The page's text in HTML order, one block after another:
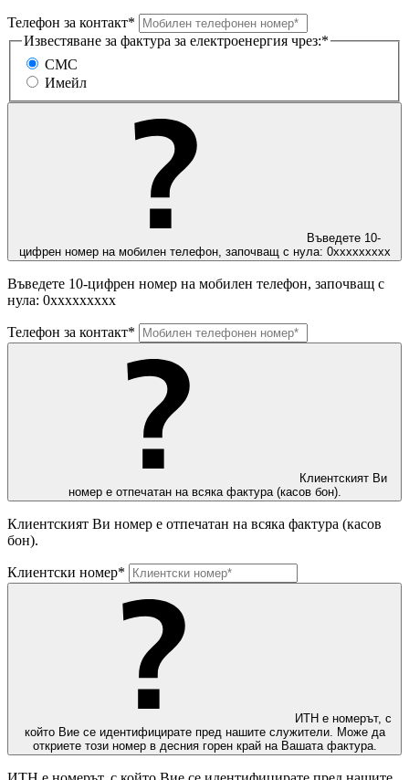
Телефон за контакт*
Известяване за фактура за електроенергия чрез:*
СМС
Имейл
Въведете 10-
цифрен номер на мобилен телефон, започващ с нула: 0ххххххххх
Въведете 10-цифрен номер на мобилен телефон, започващ с
нула: 0ххххххххх
Телефон за контакт*
Клиентският Ви
номер е отпечатан на всяка фактура (касов бон).
Клиентският Ви номер е отпечатан на всяка фактура (касов
бон).
Клиентски номер*
ИТН е номерът, с
който Вие се идентифицирате пред нашите служители. Може да
откриете този номер в десния горен край на Вашата фактура.